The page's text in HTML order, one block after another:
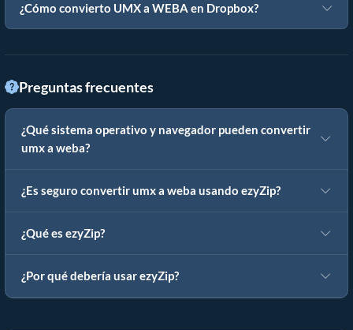
¿Cómo convierto UMX a WEBA en Dropbox?
Preguntas frecuentes
¿Qué sistema operativo y navegador pueden convertir
umx a weba?
¿Es seguro convertir umx a weba usando ezyZip?
¿Qué es ezyZip?
¿Por qué debería usar ezyZip?